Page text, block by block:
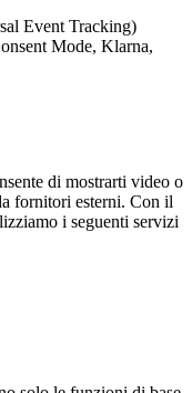
Event Tracking)
Mode, Klarna,
di mostrarti video o
fornitori esterni. Con il
i seguenti servizi